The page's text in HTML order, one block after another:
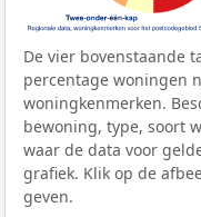
De vier bovenstaande
percentage woningen
woningkenmerken.
bewoning, type, soort
waar de data voor
grafiek. Klik op de
geven.